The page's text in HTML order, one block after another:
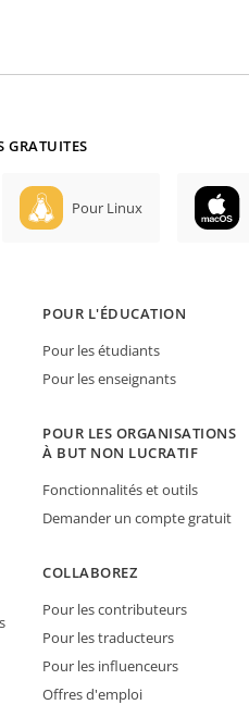
GRATUITES
Pour Linux
POUR L'ÉDUCATION
Pour les étudiants
Pour les enseignants
POUR LES ORGANISATIONS
À BUT NON LUCRATIF
Fonctionnalités et outils
Demander un compte gratuit
COLLABOREZ
Pour les contributeurs
Pour les traducteurs
Pour les influenceurs
Offres d'emploi